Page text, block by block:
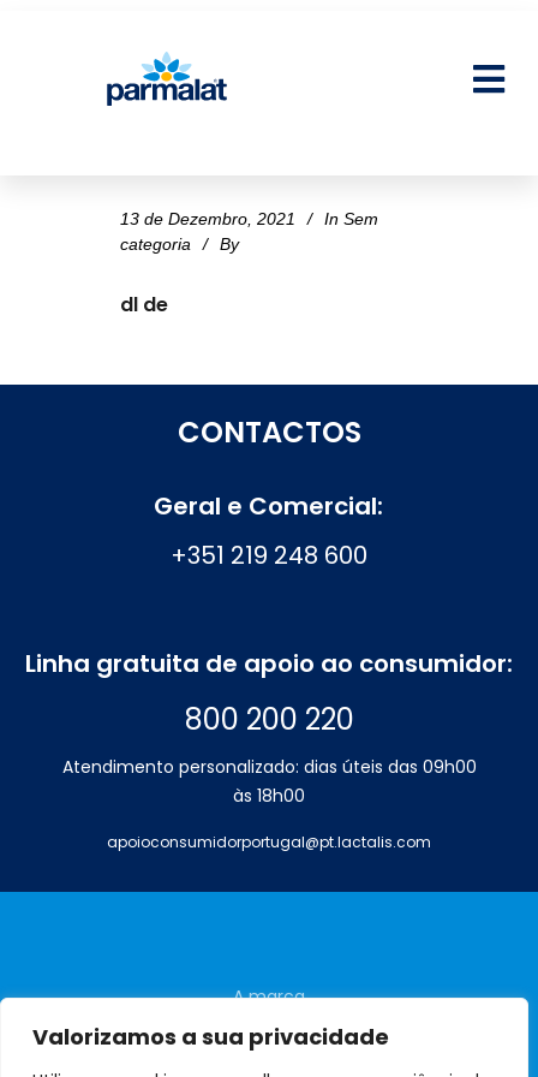
Valorizamos a sua privacidade
13 de Dezembro, 2021 In Sem
categoria
By
dl de
CONTACTOS
Geral e Comercial:
+351 219 248 600
Linha gratuita de apoio ao consumidor:
800 200 220
Atendimento personalizado: dias úteis das 09h00
às 18h00
apoioconsumidorportugal@pt.lactalis.com
A marca
Perguntas frequentes
Contactos